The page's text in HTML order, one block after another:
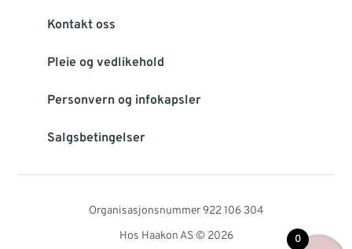
Kontakt oss
Pleie og vedlikehold
Personvern og infokapsler
Salgsbetingelser
Organisasjonsnummer 922 106 304
Hos Haakon AS © 2026
0